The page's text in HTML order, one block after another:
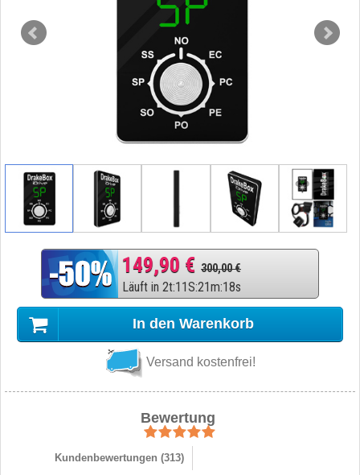
149,90 € 300,00 €
Läuft in 2t:11S:21m:17s
In den Warenkorb
Versand kostenfrei!
Bewertung
Kundenbewertungen (313)